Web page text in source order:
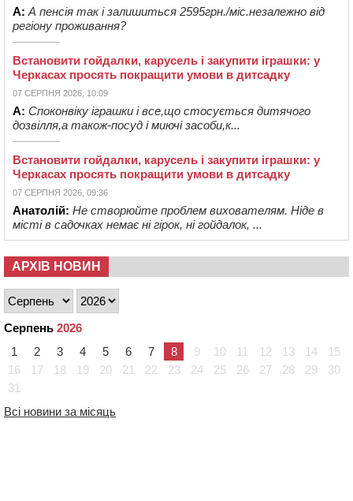
А: А пенсія так і залишиться 2595грн./міс.незалежно від
регіону проживання?
Встановити гойдалки, карусель і закупити іграшки: у
Черкасах просять покращити умови в дитсадку
07 СЕРПНЯ 2026, 10:09
А: Споконвіку іграшки і все,що стосується дитячого
дозвілля,а також-посуд і миючі засоби,к...
Встановити гойдалки, карусель і закупити іграшки: у
Черкасах просять покращити умови в дитсадку
07 СЕРПНЯ 2026, 09:36
Анатолій: Не створюйте проблем вихователям. Ніде в
місті в садочках немає ні гірок, ні гойдалок, ...
АРХІВ НОВИН
Серпень 2026
1
2 3 4 5 6 7 8 9 10 11 12 13 14
15
16
17 18 19 20 21 22 23 24 25 26 27 28 29
30
31
Всі новини за місяць